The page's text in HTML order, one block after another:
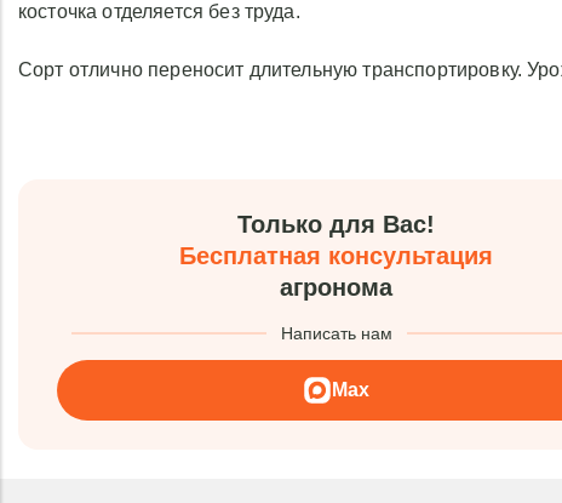
косточка отделяется без труда.
Сорт отлично переносит длительную транспортировку.
Только для Вас!
Бесплатная консультация
агронома
Написать нам
Max